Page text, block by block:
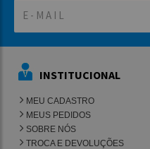
INSTITUCIONAL
MEU CADASTRO
MEUS PEDIDOS
SOBRE NÓS
TROCA E DEVOLUÇÕES